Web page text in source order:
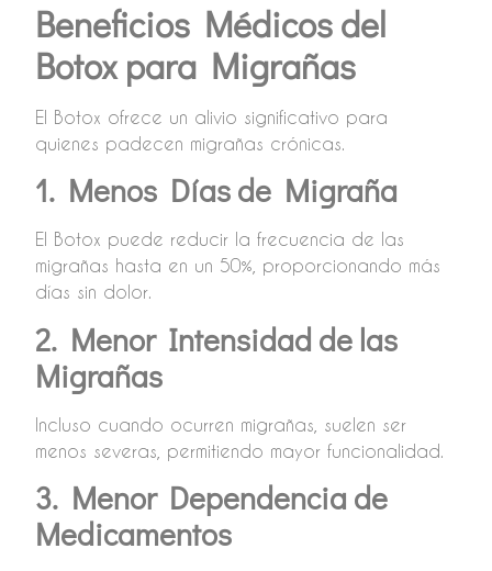
Beneficios Médicos del
Botox para Migrañas
El Botox ofrece un alivio significativo para
quienes padecen migrañas crónicas.
1. Menos Días de Migraña
El Botox puede reducir la frecuencia de las
migrañas hasta en un 50%, proporcionando más
días sin dolor.
2. Menor Intensidad de las
Migrañas
Incluso cuando ocurren migrañas, suelen ser
menos severas, permitiendo mayor funcionalidad.
3. Menor Dependencia de
Medicamentos